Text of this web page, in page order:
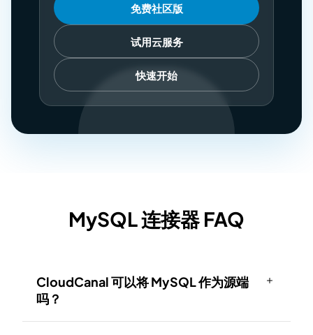
免费社区版
试用云服务
快速开始
MySQL 连接器 FAQ
CloudCanal 可以将 MySQL 作为源端
吗？